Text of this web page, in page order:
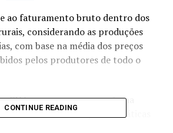
ao faturamento bruto dentro dos
considerando as produções
com base na média dos preços
pelos produtores de todo o
CNA espera a recuperação na
das melhores condições climáticas
CONTINUE READING